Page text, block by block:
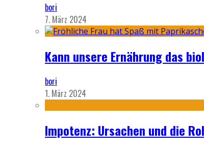
bori
7. März 2024
Kann unsere Ernährung das
bori
1. März 2024
Impotenz: Ursachen und die